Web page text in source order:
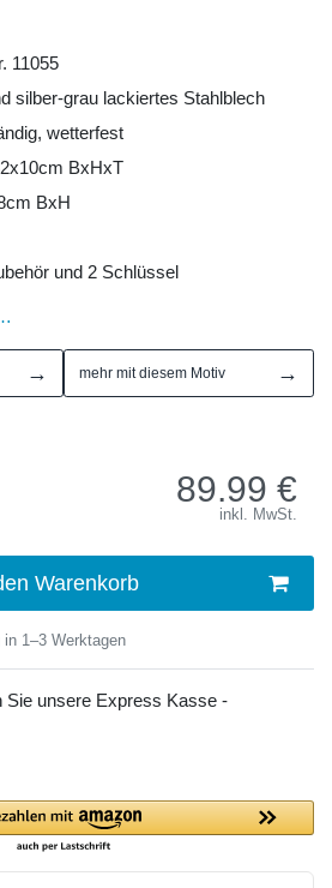
11055
silber-grau lackiertes Stahlblech
wetterfest
BxHxT
BxH
und 2 Schlüssel
→ mehr mit diesem Motiv →
89.99 €
inkl. MwSt.
Warenkorb
1–3 Werktagen
Sie unsere Express Kasse -